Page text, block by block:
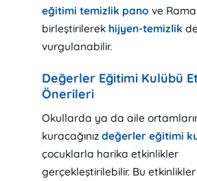
eğitimi temizlik pano ve
birleştirilerek hijyen-temizlik
vurgulanabilir.
Değerler Eğitimi Kulübü
Önerileri
Okullarda ya da aile
kuracağınız değerler eğitimi
çocuklarla harika etkinlikler
gerçekleştirilebilir. Bu